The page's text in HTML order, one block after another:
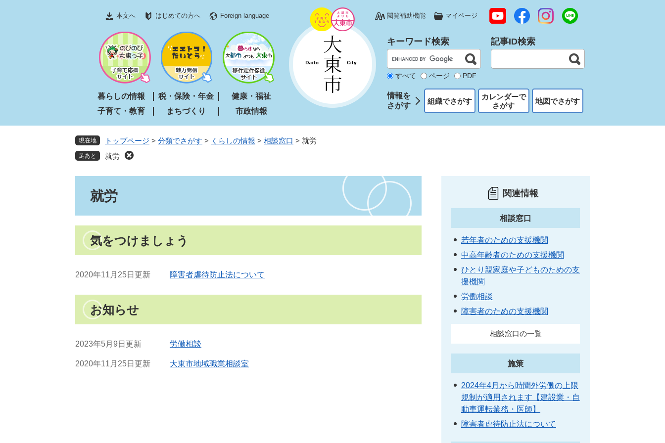
文
本文へ はじめての方へ Foreign language 閲覧補助機能 マイページ
暮らしの情報 税・保険・年金
健康・福祉
子育て・教育
まちづくり 市政情報
キーワード検索
すべて ページ PDF
記事ID検索
情報を
さがす
組織でさがす
カレンダーで
さがす
地図でさがす
現在地 トップページ > 分類でさがす > くらしの情報 > 相談窓口 > 就労
就労
就労
気をつけましょう
2020年11月25日更新 障害者虐待防止法について
お知らせ
2023年5月9日更新 労働相談
2020年11月25日更新 大東市地域職業相談室
関連情報
相談窓口
若年者のための支援機関
中高年齢者のための支援機関
ひとり親家庭や子どものための支
援機関
労働相談
障害者のための支援機関
相談窓口の一覧
施策
2024年4月から時間外労働の上限
規制が適用されます【建設業・自
動車運転業務・医師】
障害者虐待防止法について